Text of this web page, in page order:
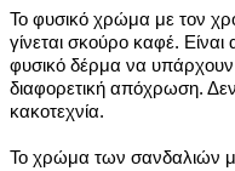
Το φυσικό χρώμα με τον
γίνεται σκούρο καφέ.
φυσικό δέρμα να
διαφορετική απόχρωση.
κακοτεχνία.
Το χρώμα των σανδαλιών